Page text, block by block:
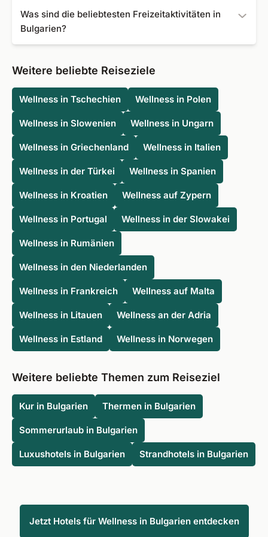
Angebote.
gehört unter anderem der Sonnenstrand in der Gemeinde
Nessebar, der sich über acht Kilometer erstreckt und 100
Meter breit ist. Doch auch den Anblick der Alexander-
bestimmt nicht mehr vergessen. Wer mehr über die
Geschichte Bulgariens erfahren möchte, der sollte
unbedingt einmal das nationale historische Museum
besuchen, welches sich ebenfalls in Sofia befindet.
Was sind die beliebtesten Freizeitaktivitäten in
Bulgarien?
nach Bulgarien, der zudem auch das Ausprobieren vieler
des Urlaubs in Form bringen möchten, können Sie dies in
einem der Fitnessstudios mit Blick auf das Meer tun.
Weitere beliebte Reiseziele
Wellness in Tschechien Wellness in Polen
Wellness in Slowenien Wellness in Ungarn
Wellness in Griechenland Wellness in Italien
Wellness in der Türkei Wellness in Spanien
Wellness in Kroatien Wellness auf Zypern
Wellness in Portugal Wellness in der Slowakei
Wellness in Rumänien
Wellness in den Niederlanden
Wellness in Frankreich Wellness auf Malta
Wellness in Litauen Wellness an der Adria
Wellness in Estland Wellness in Norwegen
Weitere beliebte Themen zum Reiseziel
Kur in Bulgarien Thermen in Bulgarien
Sommerurlaub in Bulgarien
Luxushotels in Bulgarien Strandhotels in Bulgarien
Jetzt Hotels für Wellness in Bulgarien entdecken